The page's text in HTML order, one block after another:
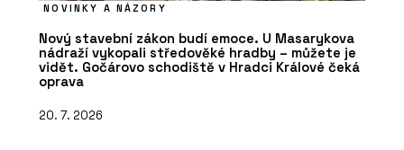
NOVINKY A NÁZORY
Nový stavební zákon budí emoce. U Masarykova
nádraží vykopali středověké hradby – můžete je
vidět. Gočárovo schodiště v Hradci Králové čeká
oprava
20. 7. 2026